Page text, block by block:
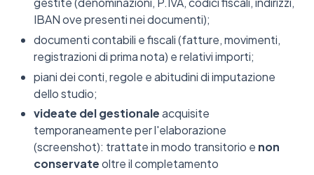
IBAN ove presenti nei documenti);
documenti contabili e fiscali (fatture, movimenti,
registrazioni di prima nota) e relativi importi;
piani dei conti, regole e abitudini di imputazione
dello studio;
videate del gestionaleacquisite
temporaneamente per l'elaborazione
(screenshot): trattate in modo transitorio e non
conservateoltre il completamento